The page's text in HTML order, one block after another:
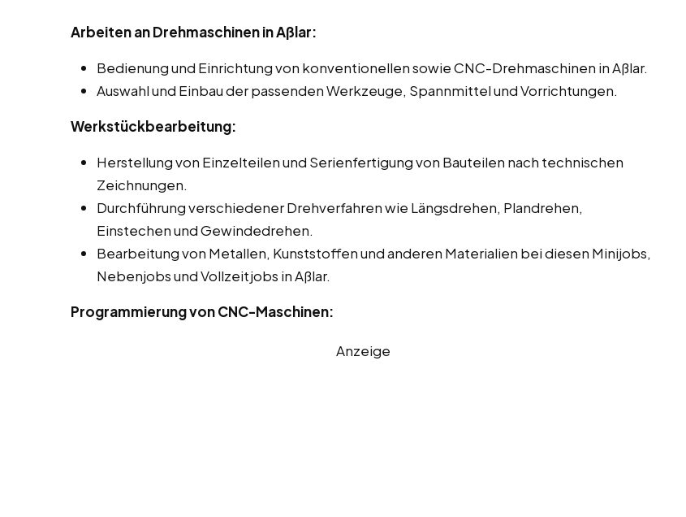
Arbeiten an Drehmaschinen in Aßlar:
Bedienung und Einrichtung von konventionellen sowie CNC-Drehmaschinen in Aßlar.
Auswahl und Einbau der passenden Werkzeuge, Spannmittel und Vorrichtungen.
Werkstückbearbeitung:
Herstellung von Einzelteilen und Serienfertigung von Bauteilen nach technischen
Zeichnungen.
Durchführung verschiedener Drehverfahren wie Längsdrehen, Plandrehen,
Einstechen und Gewindedrehen.
Bearbeitung von Metallen, Kunststoffen und anderen Materialien bei diesen Minijobs,
Nebenjobs und Vollzeitjobs in Aßlar.
Programmierung von CNC-Maschinen:
Anzeige